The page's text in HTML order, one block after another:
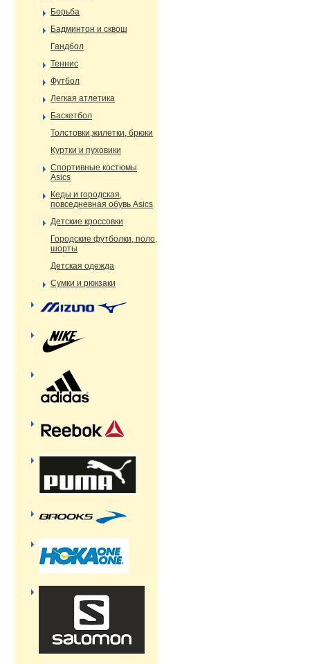
Борьба
Бадминтон и сквош
Гандбол
Теннис
Футбол
Легкая атлетика
Баскетбол
Толстовки,жилетки, брюки
Куртки и пуховики
Спортивные костюмы
Asics
Кеды и городская,
повседневная обувь Asics
Детские кроссовки
Городские футболки, поло,
шорты
Детская одежда
Сумки и рюкзаки